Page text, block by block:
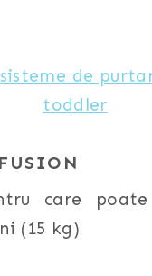
care
(15 kg)